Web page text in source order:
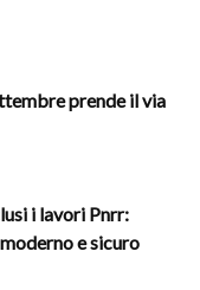
prende il via
i lavori Pnrr:
e sicuro